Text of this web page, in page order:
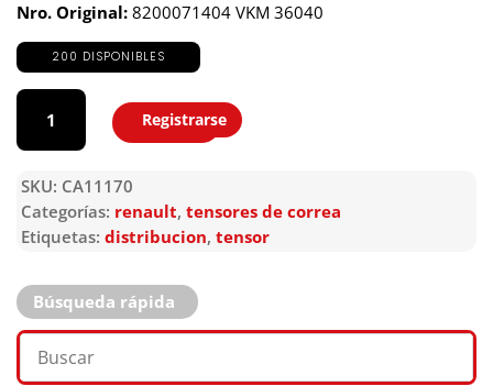
Nro. Original: 8200071404 VKM 36040
200 DISPONIBLES
CA11170
cantidad
Agregar
Registrarse
SKU: CA11170
Categorías: renault, tensores de correa
Etiquetas: distribucion, tensor
Búsqueda rápida